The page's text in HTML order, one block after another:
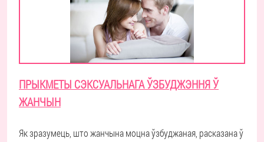
ПРЫКМЕТЫ СЭКСУАЛЬНАГА ЎЗБУДЖЭННЯ Ў
ЖАНЧЫН
Як зразумець, што жанчына моцна ўзбуджаная, расказана ў